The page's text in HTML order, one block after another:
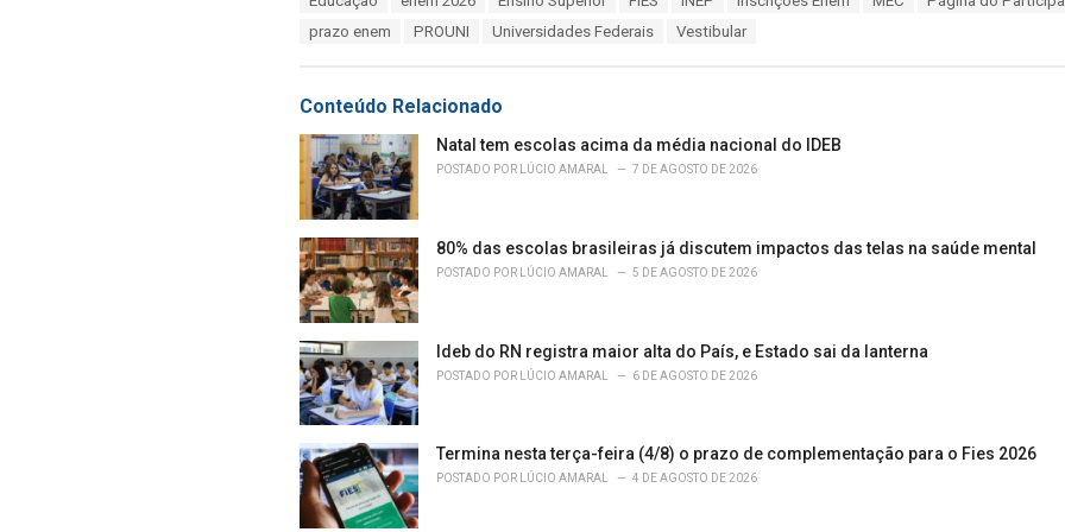
i
e
prazo enem
PROUNI Universidades Federais Vestibular
Conteúdo Relacionado
Natal tem escolas acima da média nacional do IDEB
POSTADO POR LÚCIO AMARAL 7 DE AGOSTO DE 2026
80% das escolas brasileiras já discutem impactos das telas na saúde mental
POSTADO POR LÚCIO AMARAL 5 DE AGOSTO DE 2026
Ideb do RN registra maior alta do País, e Estado sai da lanterna
POSTADO POR LÚCIO AMARAL 6 DE AGOSTO DE 2026
Termina nesta terça-feira (4/8) o prazo de complementação para o Fies 2026
POSTADO POR LÚCIO AMARAL 4 DE AGOSTO DE 2026